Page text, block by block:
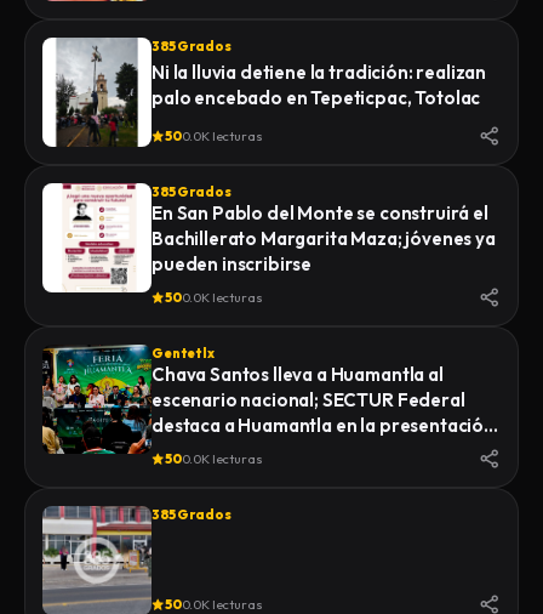
385 Grados
Ni la lluvia detiene la tradición: realizan
palo encebado en Tepeticpac, Totolac
500.0K lecturas
385 Grados
En San Pablo del Monte se construirá el
Bachillerato Margarita Maza; jóvenes ya
pueden inscribirse
500.0K lecturas
Gentetlx
Chava Santos lleva a Huamantla al
escenario nacional; SECTUR Federal
destaca a Huamantla en la presentación
de su feria 2026
500.0K lecturas
385 Grados
500.0K lecturas